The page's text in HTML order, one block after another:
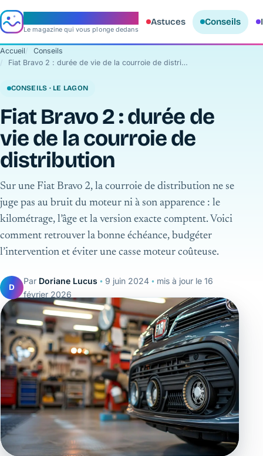
Le magazine qui vous plonge dedans
Astuces Conseils
Accueil
Conseils
Fiat Bravo 2 : durée de vie de la courroie de distribution
CONSEILS · LE LAGON
Fiat Bravo 2 : durée de
vie de la courroie de
distribution
Sur une Fiat Bravo 2, la courroie de distribution ne se
juge pas au bruit du moteur ni à son apparence : le
kilométrage, l’âge et la version exacte comptent. Voici
comment retrouver la bonne échéance, budgéter
l’intervention et éviter une casse moteur coûteuse.
D
Par Doriane Lucus ◦ 9 juin 2024 ◦ mis à jour le 16
février 2026